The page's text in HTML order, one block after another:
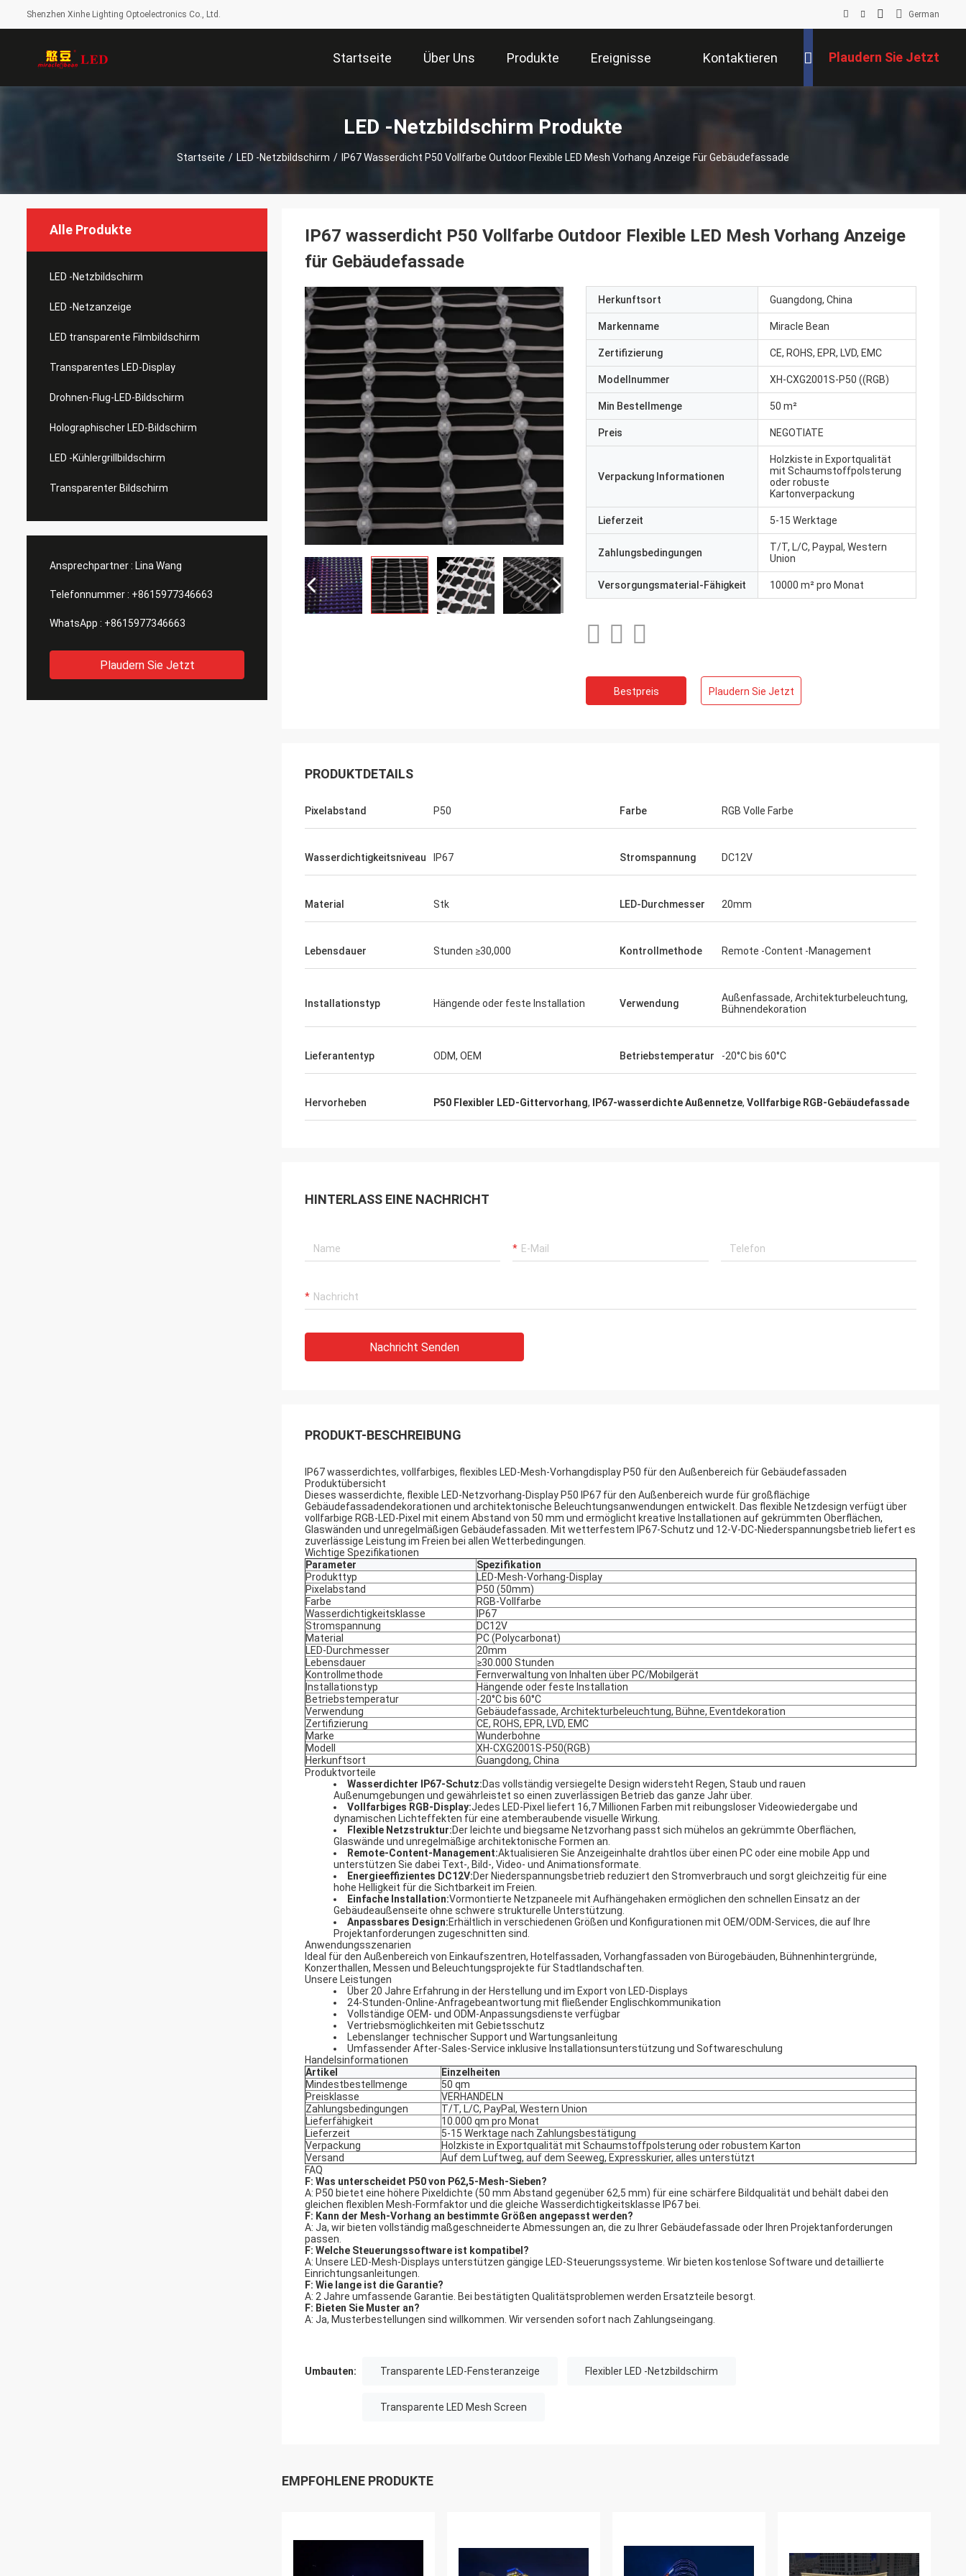
Shenzhen Xinhe Lighting Optoelectronics Co., Ltd. German
Startseite Über Uns Produkte Ereignisse Kontaktieren Plaudern Sie Jetzt
LED -Netzbildschirm Produkte
Startseite / LED -Netzbildschirm / IP67 Wasserdicht P50 Vollfarbe Outdoor Flexible LED Mesh Vorhang Anzeige Für Gebäudefassade
Alle Produkte
LED -Netzbildschirm
LED -Netzanzeige
LED transparente Filmbildschirm
Transparentes LED-Display
Drohnen-Flug-LED-Bildschirm
Holographischer LED-Bildschirm
LED -Kühlergrillbildschirm
Transparenter Bildschirm
Ansprechpartner : Lina Wang
Telefonnummer : +8615977346663
WhatsApp : +8615977346663
Plaudern Sie Jetzt
IP67 wasserdicht P50 Vollfarbe Outdoor Flexible LED Mesh Vorhang Anzeige
für Gebäudefassade
Herkunftsort Guangdong, China
Markenname Miracle Bean
Zertifizierung CE, ROHS, EPR, LVD, EMC
Modellnummer XH-CXG2001S-P50 ((RGB)
Min Bestellmenge 50 m²
Preis NEGOTIATE
Verpackung Informationen
Holzkiste in Exportqualität
mit Schaumstoffpolsterung
oder robuste
Kartonverpackung
Lieferzeit 5-15 Werktage
Zahlungsbedingungen
T/T, L/C, Paypal, Western
Union
Versorgungsmaterial-Fähigkeit 10000 m² pro Monat
Bestpreis Plaudern Sie Jetzt
PRODUKTDETAILS
Pixelabstand P50 Farbe RGB Volle Farbe
Wasserdichtigkeitsniveau IP67 Stromspannung DC12V
Material Stk LED-Durchmesser 20mm
Lebensdauer Stunden ≥30,000 Kontrollmethode Remote -Content -Management
Installationstyp Hängende oder feste Installation Verwendung
Außenfassade, Architekturbeleuchtung,
Bühnendekoration
Lieferantentyp ODM, OEM Betriebstemperatur -20°C bis 60°C
Hervorheben P50 Flexibler LED-Gittervorhang, IP67-wasserdichte Außennetze, Vollfarbige RGB-Gebäudefassade
HINTERLASS EINE NACHRICHT
Nachricht Senden
PRODUKT-BESCHREIBUNG
IP67 wasserdichtes, vollfarbiges, flexibles LED-Mesh-Vorhangdisplay P50 für den Außenbereich für Gebäudefassaden
Produktübersicht
Dieses wasserdichte, flexible LED-Netzvorhang-Display P50 IP67 für den Außenbereich wurde für großflächige
Gebäudefassadendekorationen und architektonische Beleuchtungsanwendungen entwickelt. Das flexible Netzdesign verfügt über
vollfarbige RGB-LED-Pixel mit einem Abstand von 50 mm und ermöglicht kreative Installationen auf gekrümmten Oberflächen,
Glaswänden und unregelmäßigen Gebäudefassaden. Mit wetterfestem IP67-Schutz und 12-V-DC-Niederspannungsbetrieb liefert es
zuverlässige Leistung im Freien bei allen Wetterbedingungen.
Wichtige Spezifikationen
Parameter
Spezifikation
Produkttyp
LED-Mesh-Vorhang-Display
Pixelabstand
P50 (50mm)
Farbe
RGB-Vollfarbe
Wasserdichtigkeitsklasse
IP67
Stromspannung
DC12V
Material
PC (Polycarbonat)
LED-Durchmesser
20mm
Lebensdauer
≥30.000 Stunden
Kontrollmethode
Fernverwaltung von Inhalten über PC/Mobilgerät
Installationstyp
Hängende oder feste Installation
Betriebstemperatur
-20°C bis 60°C
Verwendung
Gebäudefassade, Architekturbeleuchtung, Bühne, Eventdekoration
Zertifizierung
CE, ROHS, EPR, LVD, EMC
Marke
Wunderbohne
Modell
XH-CXG2001S-P50(RGB)
Herkunftsort
Guangdong, China
Produktvorteile
Wasserdichter IP67-Schutz:Das vollständig versiegelte Design widersteht Regen, Staub und rauen
Außenumgebungen und gewährleistet so einen zuverlässigen Betrieb das ganze Jahr über.
Vollfarbiges RGB-Display:Jedes LED-Pixel liefert 16,7 Millionen Farben mit reibungsloser Videowiedergabe und
dynamischen Lichteffekten für eine atemberaubende visuelle Wirkung.
Flexible Netzstruktur:Der leichte und biegsame Netzvorhang passt sich mühelos an gekrümmte Oberflächen,
Glaswände und unregelmäßige architektonische Formen an.
Remote-Content-Management:Aktualisieren Sie Anzeigeinhalte drahtlos über einen PC oder eine mobile App und
unterstützen Sie dabei Text-, Bild-, Video- und Animationsformate.
Energieeffizientes DC12V:Der Niederspannungsbetrieb reduziert den Stromverbrauch und sorgt gleichzeitig für eine
hohe Helligkeit für die Sichtbarkeit im Freien.
Einfache Installation:Vormontierte Netzpaneele mit Aufhängehaken ermöglichen den schnellen Einsatz an der
Gebäudeaußenseite ohne schwere strukturelle Unterstützung.
Anpassbares Design:Erhältlich in verschiedenen Größen und Konfigurationen mit OEM/ODM-Services, die auf Ihre
Projektanforderungen zugeschnitten sind.
Anwendungsszenarien
Ideal für den Außenbereich von Einkaufszentren, Hotelfassaden, Vorhangfassaden von Bürogebäuden, Bühnenhintergründe,
Konzerthallen, Messen und Beleuchtungsprojekte für Stadtlandschaften.
Unsere Leistungen
Über 20 Jahre Erfahrung in der Herstellung und im Export von LED-Displays
24-Stunden-Online-Anfragebeantwortung mit fließender Englischkommunikation
Vollständige OEM- und ODM-Anpassungsdienste verfügbar
Vertriebsmöglichkeiten mit Gebietsschutz
Lebenslanger technischer Support und Wartungsanleitung
Umfassender After-Sales-Service inklusive Installationsunterstützung und Softwareschulung
Handelsinformationen
Artikel
Einzelheiten
Mindestbestellmenge
50 qm
Preisklasse
VERHANDELN
Zahlungsbedingungen
T/T, L/C, PayPal, Western Union
Lieferfähigkeit
10.000 qm pro Monat
Lieferzeit
5-15 Werktage nach Zahlungsbestätigung
Verpackung
Holzkiste in Exportqualität mit Schaumstoffpolsterung oder robustem Karton
Versand
Auf dem Luftweg, auf dem Seeweg, Expresskurier, alles unterstützt
FAQ
F: Was unterscheidet P50 von P62,5-Mesh-Sieben?
A: P50 bietet eine höhere Pixeldichte (50 mm Abstand gegenüber 62,5 mm) für eine schärfere Bildqualität und behält dabei den
gleichen flexiblen Mesh-Formfaktor und die gleiche Wasserdichtigkeitsklasse IP67 bei.
F: Kann der Mesh-Vorhang an bestimmte Größen angepasst werden?
A: Ja, wir bieten vollständig maßgeschneiderte Abmessungen an, die zu Ihrer Gebäudefassade oder Ihren Projektanforderungen
passen.
F: Welche Steuerungssoftware ist kompatibel?
A: Unsere LED-Mesh-Displays unterstützen gängige LED-Steuerungssysteme. Wir bieten kostenlose Software und detaillierte
Einrichtungsanleitungen.
F: Wie lange ist die Garantie?
A: 2 Jahre umfassende Garantie. Bei bestätigten Qualitätsproblemen werden Ersatzteile besorgt.
F: Bieten Sie Muster an?
A: Ja, Musterbestellungen sind willkommen. Wir versenden sofort nach Zahlungseingang.
Umbauten: Transparente LED-Fensteranzeige Flexibler LED -Netzbildschirm
Transparente LED Mesh Screen
EMPFOHLENE PRODUKTE